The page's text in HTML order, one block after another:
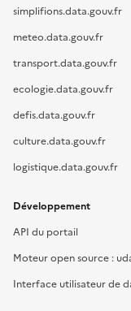
simplifions.data.gouv.fr
meteo.data.gouv.fr
transport.data.gouv.fr
ecologie.data.gouv.fr
defis.data.gouv.fr
culture.data.gouv.fr
logistique.data.gouv.fr
Développement
API du portail
Moteur open source :
Interface utilisateur de